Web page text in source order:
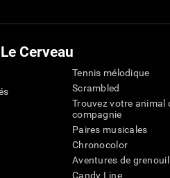
Cerveau
Tennis mélodique
Scrambled
Trouvez votre animal
compagnie
Paires musicales
Chronocolor
Aventures de
Candy Line